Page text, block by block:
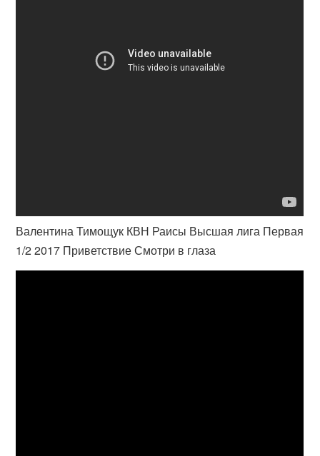
Валентина Тимощук КВН Раисы Высшая лига Первая
1/2 2017 Приветствие Смотри в глаза